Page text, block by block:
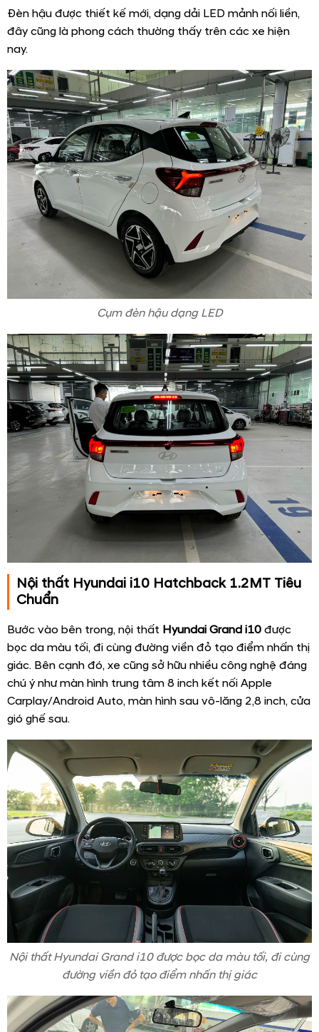
Đèn hậu được thiết kế mới, dạng dải LED mảnh nối liền,
đây cũng là phong cách thường thấy trên các xe hiện
nay.
Cụm đèn hậu dạng LED
Nội thất Hyundai i10 Hatchback 1.2MT Tiêu
Chuẩn
Bước vào bên trong, nội thất Hyundai Grand i10 được
bọc da màu tối, đi cùng đường viền đỏ tạo điểm nhấn thị
giác. Bên cạnh đó, xe cũng sở hữu nhiều công nghệ đáng
chú ý như màn hình trung tâm 8 inch kết nối Apple
Carplay/Android Auto, màn hình sau vô-lăng 2,8 inch, cửa
gió ghế sau.
Nội thất Hyundai Grand i10 được bọc da màu tối, đi cùng
đường viền đỏ tạo điểm nhấn thị giác